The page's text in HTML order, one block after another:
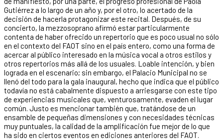
Gutiérrez a lo largo de un año y, por el otro, lo acertado de la
decisión de hacerla protagonizar este recital. Después, de su
concierto, la mezzosoprano afirmó estar particularmente
contenta de haber ofrecido un repertorio que es poco usual no sólo
en el contexto del FAOT sino en el país entero, como una forma de
acercar al público interesado en la música vocal a otros estilos y
otros repertorios más allá de los usuales. Loable intención, y bien
lograda en el escenario; sin embargo, el Palacio Municipal no se
llenó del todo para la gala inaugural, hecho que indica que el público
todavía no está cabalmente dispuesto a arriesgarse con este tipo
de experiencias musicales que, venturosamente, evaden el lugar
común. Justo es mencionar también que, tratándose de un
ensamble de pequeñas dimensiones y con necesidades técnicas
muy puntuales, la calidad de la amplificación fue mejor de lo que
ha sido en ciertos eventos en ediciones anteriores del FAOT.